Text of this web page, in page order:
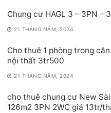
Chung cư HAGL 3 – 3PN –
21 THÁNG NĂM, 2024
Cho thuê 1 phòng trong
nội thất 3tr500
21 THÁNG NĂM, 2024
cho thuê chung cư New
126m2 3PN 2WC giá 13tr/